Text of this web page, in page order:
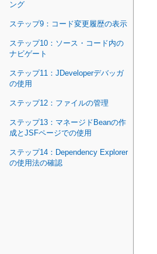
ング
ステップ9：コード変更履歴の表示
ステップ10：ソース・コード内の
ナビゲート
ステップ11：JDeveloperデバッガ
の使用
ステップ12：ファイルの管理
ステップ13：マネージドBeanの作
成とJSFページでの使用
ステップ14：Dependency Explorer
の使用法の確認